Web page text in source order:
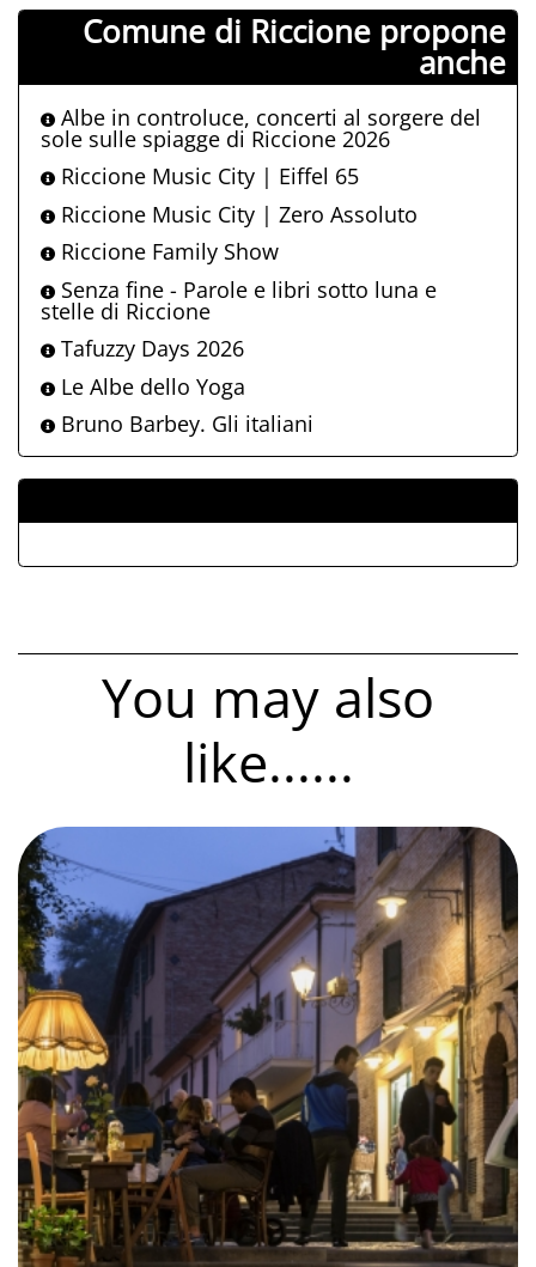
Comune di Riccione propone
anche
Albe in controluce, concerti al sorgere del
sole sulle spiagge di Riccione 2026
Riccione Music City | Eiffel 65
Riccione Music City | Zero Assoluto
Riccione Family Show
Senza fine - Parole e libri sotto luna e
stelle di Riccione
Tafuzzy Days 2026
Le Albe dello Yoga
Bruno Barbey. Gli italiani
You may also
like......